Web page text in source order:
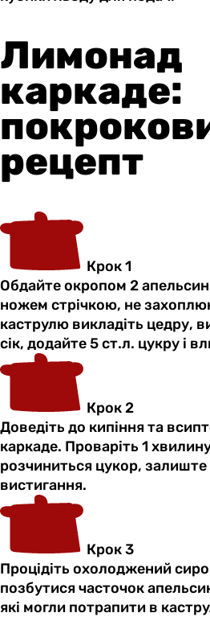
Лимонад
каркаде:
рецепт
Крок 1
Обдайте окропом 2
ножем стрічкою, не
каструлю викладіть цедру,
сік, додайте 5 ст.л. цукру і
Крок 2
Доведіть до кипіння та
каркаде. Проваріть 1
розчиниться цукор,
вистигання.
Крок 3
Процідіть охолоджений
позбутися часточок
які могли потрапити в